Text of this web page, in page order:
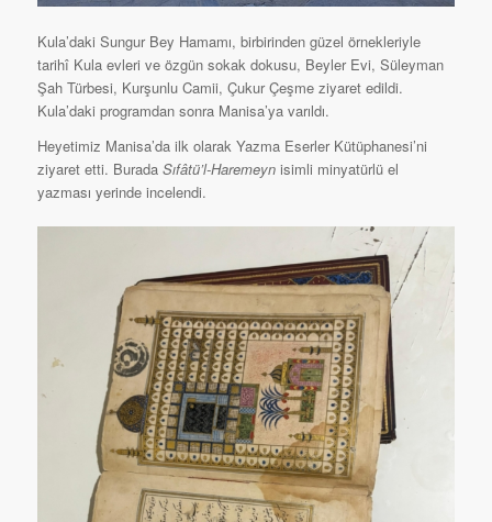
Kula’daki Sungur Bey Hamamı, birbirinden güzel örnekleriyle
tarihî Kula evleri ve özgün sokak dokusu, Beyler Evi, Süleyman
Şah Türbesi, Kurşunlu Camii, Çukur Çeşme ziyaret edildi.
Kula’daki programdan sonra Manisa’ya varıldı.
Heyetimiz Manisa’da ilk olarak Yazma Eserler Kütüphanesi’ni
ziyaret etti. Burada Sıfâtü’l-Haremeynisimli minyatürlü el
yazması yerinde incelendi.